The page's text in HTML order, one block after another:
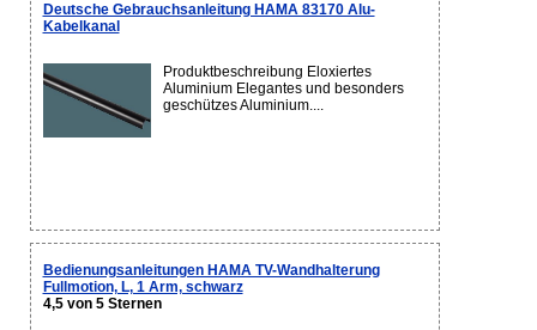
Deutsche Gebrauchsanleitung HAMA 83170 Alu-
Kabelkanal
Produktbeschreibung Eloxiertes
Aluminium Elegantes und besonders
geschützes Aluminium....
Bedienungsanleitungen HAMA TV-Wandhalterung
Fullmotion, L, 1 Arm, schwarz
4,5 von 5 Sternen